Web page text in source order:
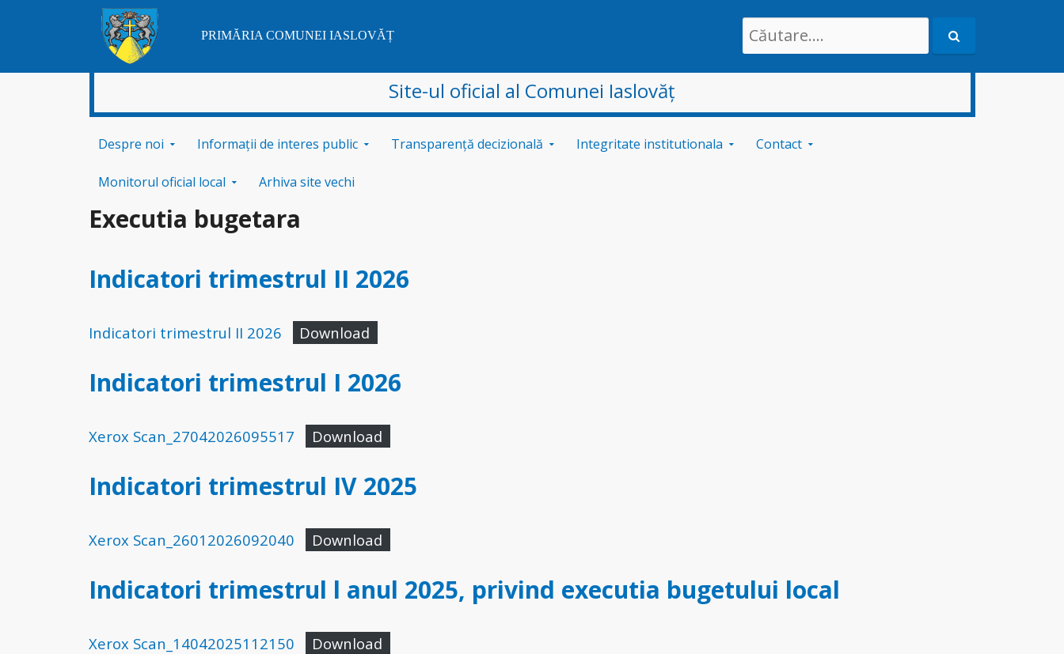
PRIMĂRIA COMUNEI IASLOVĂȚ
Search
for:
Site-ul oficial al Comunei Iaslovăț
Despre noi Informații de interes public Transparență decizională Integritate institutionala Contact
Monitorul oficial local Arhiva site vechi
Executia bugetara
Indicatori trimestrul II 2026
Indicatori trimestrul II 2026 Download
Indicatori trimestrul I 2026
Xerox Scan_27042026095517 Download
Indicatori trimestrul IV 2025
Xerox Scan_26012026092040 Download
Indicatori trimestrul l anul 2025, privind executia bugetului local
Xerox Scan_14042025112150 Download